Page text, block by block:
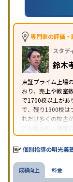
対策
特徴
中高
の振
を
習
り
※2023年3月調査。小
専門家の評価・
スタデ
鈴木
東証プライム上場
おり、売上や教室
で1700校以上があ
で、残り1300校は
れだけ多くの校舎
アル化され、特定
ることが推測され
個別指導の明光義
成績向上 料金